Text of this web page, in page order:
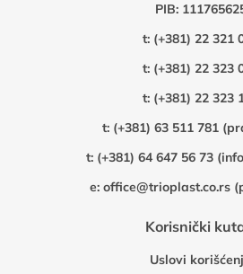
PIB:
t: (+381) 22 321
t: (+381) 22 323
t: (+381) 22 323
t: (+381) 63 511 781
t: (+381) 64 647 56 73
e: office@trioplast.co.rs
Korisnički
Uslovi